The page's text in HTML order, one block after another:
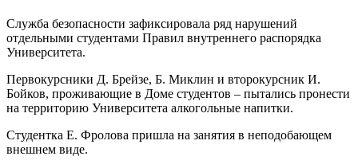
Служба безопасности зафиксировала ряд нарушений
отдельными студентами Правил внутреннего распорядка
Университета.
Первокурсники Д. Брейзе, Б. Миклин и второкурсник И.
Бойков, проживающие в Доме студентов – пытались пронести
на территорию Университета алкогольные напитки.
Студентка Е. Фролова пришла на занятия в неподобающем
внешнем виде.